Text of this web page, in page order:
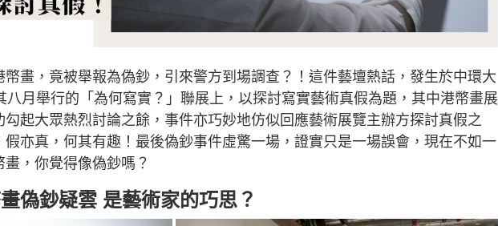
畫，竟被舉報為偽鈔，引來警方到場調查？！這件藝壇熱話，發生於中環大
八月舉行的「為何寫實？」聯展上，以探討寫實藝術真假為題，其中港幣畫展
起大眾熱烈討論之餘，事件亦巧妙地仿似回應藝術展覽主辦方探討真假之
亦真，何其有趣！最後偽鈔事件虛驚一場，證實只是一場誤會，現在不如一
，你覺得像偽鈔嗎？
偽鈔疑雲 是藝術家的巧思？